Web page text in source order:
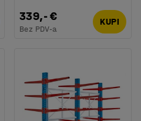
339,- €
Bez PDV-a
KUPI